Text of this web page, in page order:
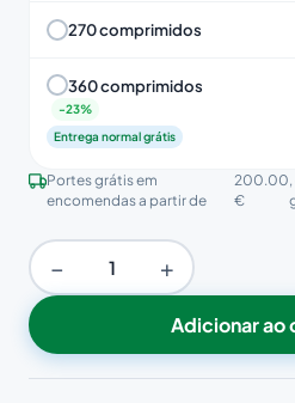
270 comprimidos
360 comprimidos
Entrega normal grátis
Portes grátis em
encomendas a partir de
200.00
€
− +
Adicionar ao